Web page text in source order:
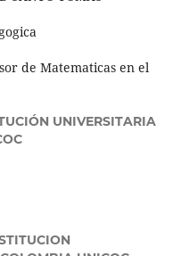
de Matematicas en el
UNIVERSITARIA